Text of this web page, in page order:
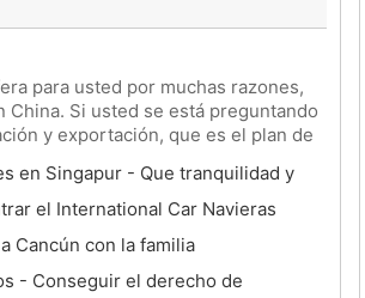
para usted por muchas razones,
Si usted se está preguntando
y exportación, que es el plan de
en Singapur - Que tranquilidad y
Reign Over You
el International Car Navieras
Cancún con la familia
- Conseguir el derecho de